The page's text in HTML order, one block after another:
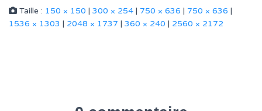
Taille : 150 × 150 | 300 × 254 | 750 × 636 | 750 × 636 |
1536 × 1303 | 2048 × 1737 | 360 × 240 | 2560 × 2172